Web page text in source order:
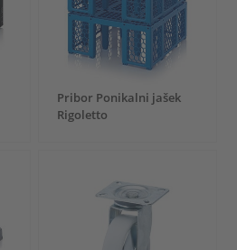
Pribor Ponikalni jašek
Rigoletto